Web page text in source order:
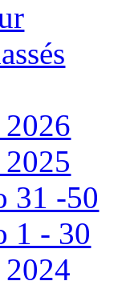
31 -50
1 - 30